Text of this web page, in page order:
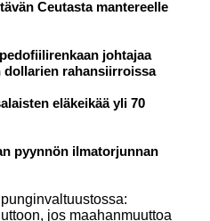
Ceutasta mantereelle
johtajaa
rahansiirroissa
eläkeikää yli 70
pyynnön ilmatorjunnan